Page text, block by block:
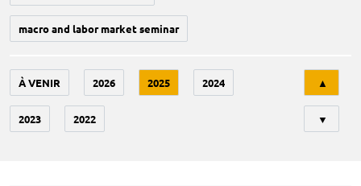
macro and labor market seminar
À VENIR 2026 2025 2024
2023 2022
▲
▼